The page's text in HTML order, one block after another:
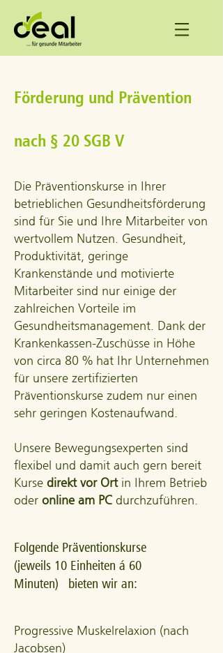
Förderung und Prävention
nach § 20 SGB V
Die Präventionskurse in Ihrer
betrieblichen Gesundheitsförderung
sind für Sie und Ihre Mitarbeiter von
wertvollem Nutzen. Gesundheit,
Produktivität, geringe
Krankenstände und motivierte
Mitarbeiter sind nur einige der
zahlreichen Vorteile im
Gesundheitsmanagement. Dank der
Krankenkassen-Zuschüsse in Höhe
von circa 80 % hat Ihr Unternehmen
für unsere zertifizierten
Präventionskurse zudem nur einen
sehr geringen Kostenaufwand.
Unsere Bewegungsexperten sind
flexibel und damit auch gern bereit
Kurse direkt vor Ortin Ihrem Betrieb
oder online am PC durchzuführen.
Folgende Präventionskurse
(jeweils 10 Einheiten á 60
Minuten) bieten wir an:
Progressive Muskelrelaxion (nach
Jacobsen)